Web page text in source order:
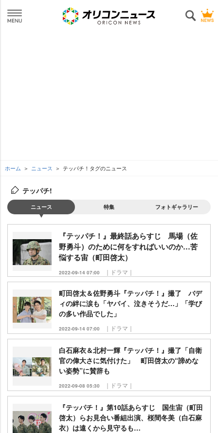
ホーム ニュース テッパチ！タグのニュース
テッパチ!
ニュース 特集 フォトギャラリー
『テッパチ！』最終話あらすじ 馬場（佐
野勇斗）のために何をすればいいのか…苦
悩する宙（町田啓太）
2022-09-14 07:00 ｜ドラマ｜
町田啓太＆佐野勇斗『テッパチ！』撮了 バデ
ィの絆に涙も「ヤバイ、泣きそうだ…」「学び
の多い作品でした」
2022-09-14 07:00 ｜ドラマ｜
白石麻衣＆北村一輝『テッパチ！』撮了「自衛
官の偉大さに気付けた」 町田啓太の“諦めな
い姿勢”に賛辞も
2022-09-08 05:30 ｜ドラマ｜
『テッパチ！』第10話あらすじ 国生宙（町田
啓太）らお見合い番組出演、桜間冬美（白石麻
衣）は遠くから見守るも…